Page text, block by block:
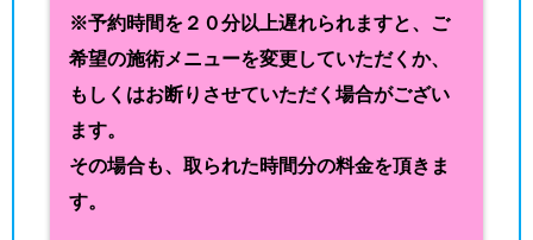
※予約時間を２０分以上遅れられますと、ご
希望の施術メニューを変更していただくか、
もしくはお断りさせていただく場合がござい
ます。
その場合も、取られた時間分の料金を頂きま
す。